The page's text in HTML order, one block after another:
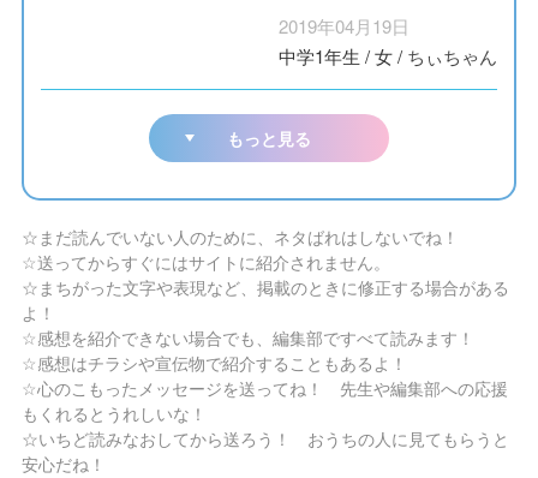
2019年04月19日
中学1年生 /女/ ちぃちゃん
もっと見る
☆まだ読んでいない人のために、ネタばれはしないでね！
☆送ってからすぐにはサイトに紹介されません。
☆まちがった文字や表現など、掲載のときに修正する場合がある
よ！
☆感想を紹介できない場合でも、編集部ですべて読みます！
☆感想はチラシや宣伝物で紹介することもあるよ！
☆心のこもったメッセージを送ってね！ 先生や編集部への応援
もくれるとうれしいな！
☆いちど読みなおしてから送ろう！ おうちの人に見てもらうと
安心だね！